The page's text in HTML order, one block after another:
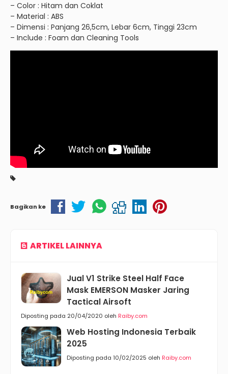
– Color : Hitam dan Coklat
– Material : ABS
– Dimensi : Panjang 26,5cm, Lebar 6cm, Tinggi 23cm
– Include : Foam dan Cleaning Tools
Bagikan ke
ARTIKEL LAINNYA
Jual V1 Strike Steel Half Face
Mask EMERSON Masker Jaring
Tactical Airsoft
Diposting pada 20/04/2020 oleh Raiby.com
Web Hosting Indonesia Terbaik
2025
Diposting pada 10/02/2025 oleh Raiby.com